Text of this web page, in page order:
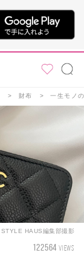
財布 一生モノ
STYLE HAUS編集部撮影
122564 VIEWS